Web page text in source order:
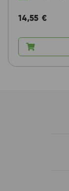
14,55 €